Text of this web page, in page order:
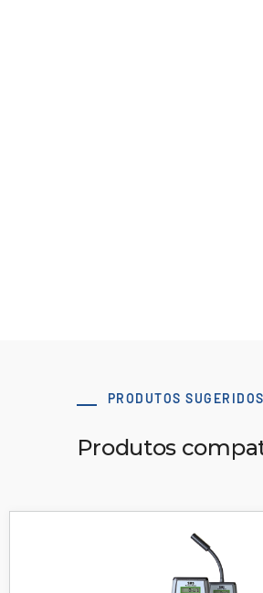
PRODUTOS SUGERIDOS
Produtos